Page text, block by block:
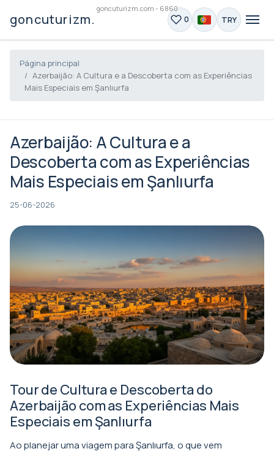
goncuturizm.com - 6860
goncuturizm.com 0 TRY
Página principal
Azerbaijão: A Cultura e a Descoberta com as Experiências
Mais Especiais em Şanlıurfa
Azerbaijão: A Cultura e a
Descoberta com as Experiências
Mais Especiais em Şanlıurfa
25-06-2026
Tour de Cultura e Descoberta do
Azerbaijão com as Experiências Mais
Especiais em Şanlıurfa
Ao planejar uma viagem para Şanlıurfa, o que vem